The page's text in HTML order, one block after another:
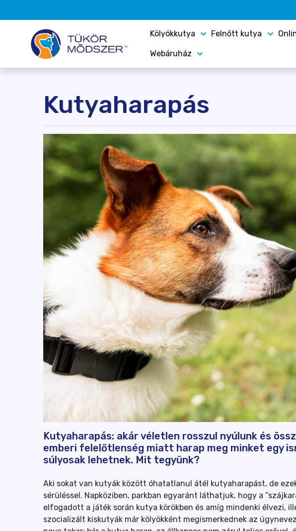
Kölyökkutya Felnőtt kutya
Webáruház
Kutyaharapás
Kutyaharapás: akár véletlen rosszul nyúlunk és
emberi felelőtlenség miatt harap meg minket egy
súlyosak lehetnek. Mit tegyünk?
Aki sokat van kutyák között óhatatlanul átél kutyaharapást, de
sérüléssel. Napköziben, parkban egyaránt láthatjuk, hogy a
elfogadott a játék során kutya körökben és amíg mindenki élvezi,
szocializált kiskutyák már kölyökként megismerkednek az